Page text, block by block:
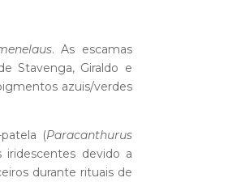
. As escamas
Stavenga, Giraldo e
azuis/verdes
(Paracanthurus
iridescentes devido a
durante rituais de